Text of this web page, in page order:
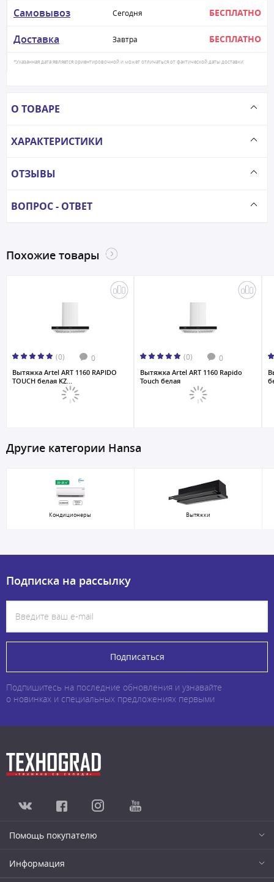
Самовывоз Сегодня БЕСПЛАТНО
Доставка Завтра БЕСПЛАТНО
*Указанная дата является ориентировочной и может отличаться от фактической даты доставки
О ТОВАРЕ
ХАРАКТЕРИСТИКИ
ОТЗЫВЫ
ВОПРОС - ОТВЕТ
Похожие товары
(0) 0
Вытяжка Artel ART 1160 RAPIDO
TOUCH белая KZ...
(0) 0
Вытяжка Artel ART 1160 Rapido
Touch белая
Другие категории Hansa
Кондиционеры Вытяжки
Подписка на рассылку
Подписаться
Подпишитесь на последние обновления и узнавайте
о новинках и специальных предложениях первыми
Помощь покупателю
Информация